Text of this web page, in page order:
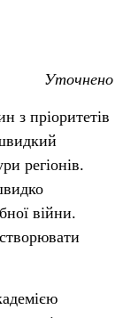
Уточнено
з пріоритетів
регіонів.
війни.